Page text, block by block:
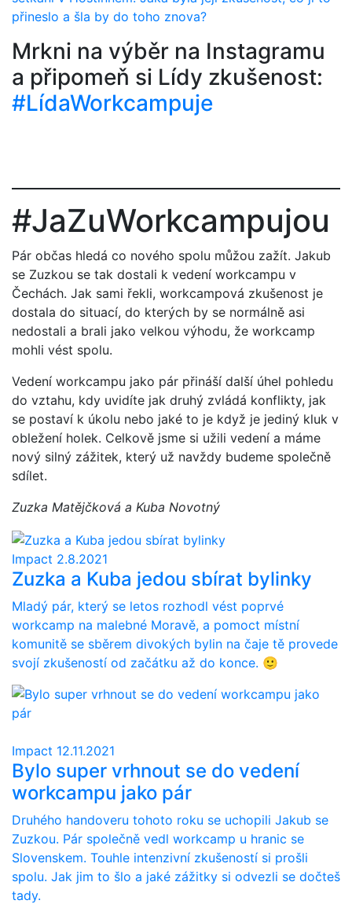
přineslo a šla by do toho znova?
Mrkni na výběr na Instagramu
a připomeň si Lídy zkušenost:
#LídaWorkcampuje
#JaZuWorkcampujou
Pár občas hledá co nového spolu můžou zažít. Jakub
se Zuzkou se tak dostali k vedení workcampu v
Čechách. Jak sami řekli, workcampová zkušenost je
dostala do situací, do kterých by se normálně asi
nedostali a brali jako velkou výhodu, že workcamp
mohli vést spolu.
Vedení workcampu jako pár přináší další úhel pohledu
do vztahu, kdy uvidíte jak druhý zvládá konflikty, jak
se postaví k úkolu nebo jaké to je když je jediný kluk v
obležení holek. Celkově jsme si užili vedení a máme
nový silný zážitek, který už navždy budeme společně
sdílet.
Zuzka Matějčková a Kuba Novotný
Impact 2.8.2021
Zuzka a Kuba jedou sbírat bylinky
Mladý pár, který se letos rozhodl vést poprvé
workcamp na malebné Moravě, a pomoct místní
komunitě se sběrem divokých bylin na čaje tě provede
svojí zkušeností od začátku až do konce. 🙂
Impact 12.11.2021
Bylo super vrhnout se do vedení
workcampu jako pár
Druhého handoveru tohoto roku se uchopili Jakub se
Zuzkou. Pár společně vedl workcamp u hranic se
Slovenskem. Touhle intenzivní zkušeností si prošli
spolu. Jak jim to šlo a jaké zážitky si odvezli se dočteš
tady.